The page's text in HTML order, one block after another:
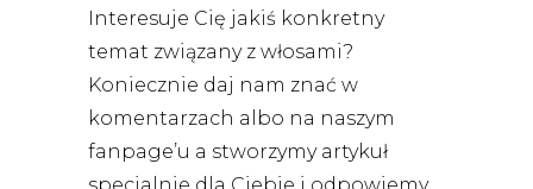
Interesuje Cię jakiś konkretny
temat związany z włosami?
Koniecznie daj nam znać w
komentarzach albo na naszym
fanpage’u a stworzymy artykuł